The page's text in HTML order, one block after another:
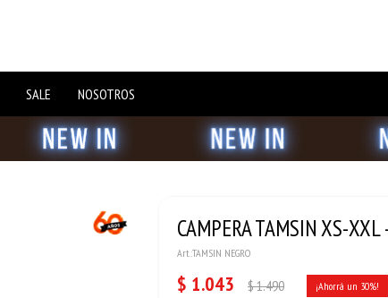
SALE NOSOTROS
CAMPERA TAMSIN XS-XXL
TAMSIN NEGRO
$ 1.043 $1.490 30